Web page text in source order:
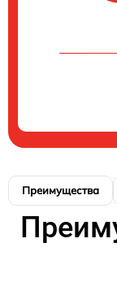
Преимущества